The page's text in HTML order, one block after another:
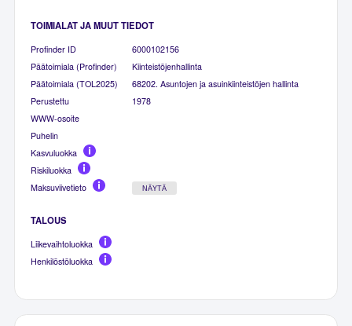
TOIMIALAT JA MUUT TIEDOT
Profinder ID
6000102156
Päätoimiala (Profinder)
Kiinteistöjenhallinta
Päätoimiala (TOL2025)
68202. Asuntojen ja asuinkiinteistöjen hallinta
Perustettu
1978
WWW-osoite
Puhelin
Kasvuluokka
Riskiluokka
Maksuviivetieto
NÄYTÄ
TALOUS
Liikevaihtoluokka
Henkilöstöluokka